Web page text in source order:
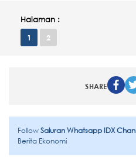
Halaman :
1 2
SHARE
FollowSaluran Whatsapp IDX
Berita Ekonomi